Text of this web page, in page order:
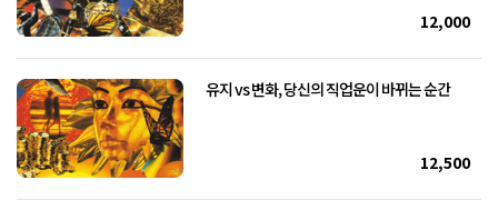
12,000
유지 vs 변화, 당신의 직업운이 바뀌는 순간
12,500